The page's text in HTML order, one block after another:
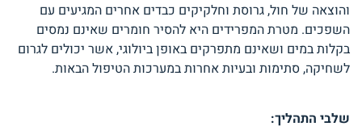
והוצאה של חול, גרוסת וחלקיקים כבדים אחרים המגיעים עם
השפכים. מטרת המפרידים היא להסיר חומרים שאינם נמסים
בקלות במים ושאינם מתפרקים באופן ביולוגי, אשר יכולים לגרום
לשחיקה, סתימות ובעיות אחרות במערכות הטיפול הבאות.
שלבי התהליך: